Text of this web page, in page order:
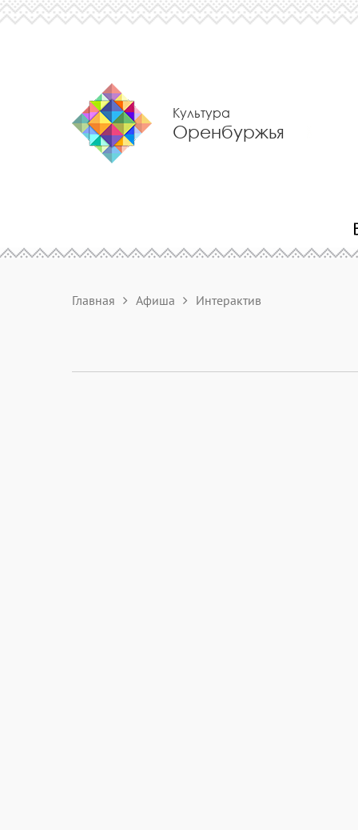
Культура
Оренбуржья
Главная Афиша Интерактив